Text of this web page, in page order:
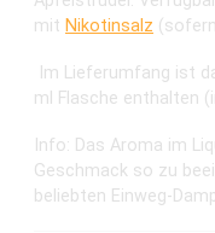
mit Nikotinsalz
Im Lieferumfang ist
ml Flasche enthalten
Info: Das Aroma im
Geschmack so zu
beliebten Einweg-